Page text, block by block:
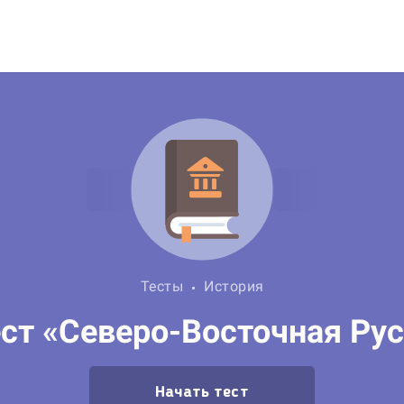
Тесты История
«Северо-Восточная
Начать тест